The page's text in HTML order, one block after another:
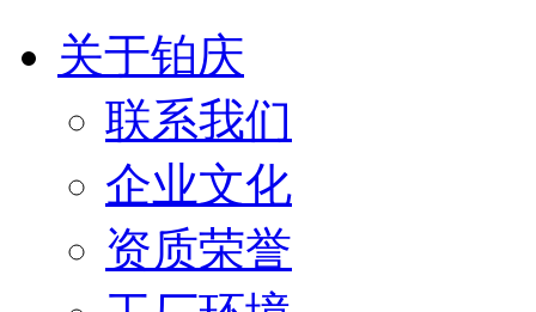
关于铂庆
联系我们
企业文化
资质荣誉